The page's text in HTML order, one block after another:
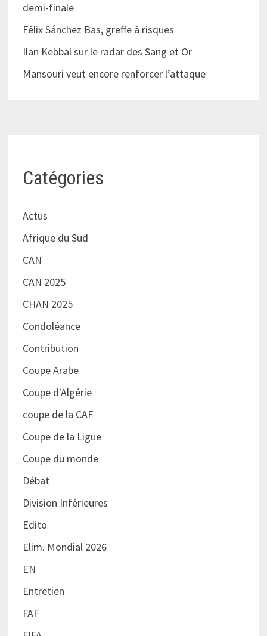
demi-finale
Félix Sánchez Bas, greffe à risques
Ilan Kebbal sur le radar des Sang et Or
Mansouri veut encore renforcer l’attaque
Catégories
Actus
Afrique du Sud
CAN
CAN 2025
CHAN 2025
Condoléance
Contribution
Coupe Arabe
Coupe d'Algérie
coupe de la CAF
Coupe de la Ligue
Coupe du monde
Débat
Division Inférieures
Edito
Elim. Mondial 2026
EN
Entretien
FAF